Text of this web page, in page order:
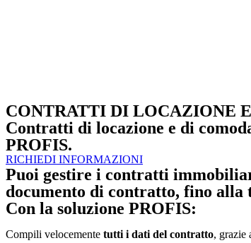
CONTRATTI DI LOCAZIONE
Contratti di locazione e di
PROFIS.
RICHIEDI INFORMAZIONI
Puoi gestire i contratti
documento di contratto, fino alla
Con la soluzione PROFIS:
Compili velocemente tutti i dati del contratto, grazie